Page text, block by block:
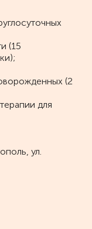
(15
(2
для
ул.